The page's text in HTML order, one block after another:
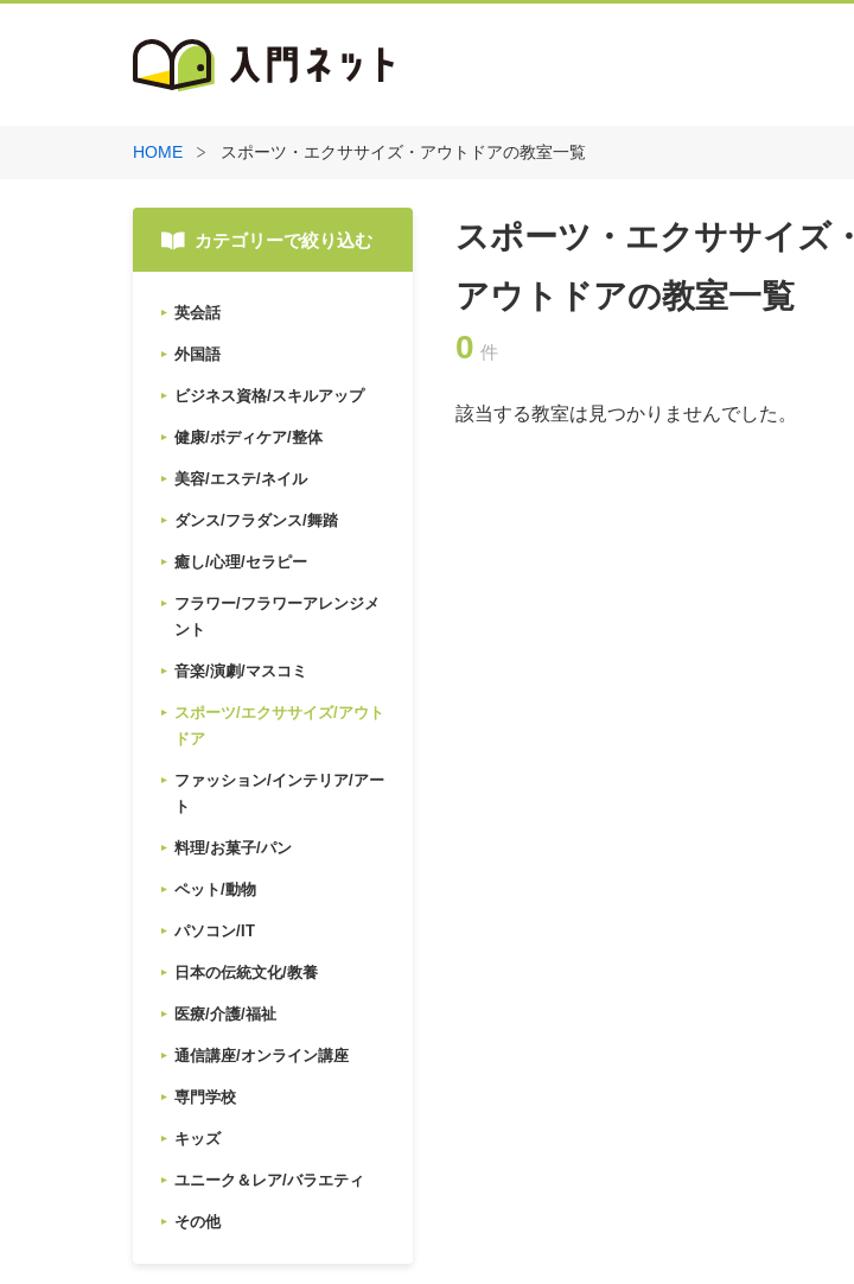
HOME スポーツ・エクササイズ・アウトドアの教室一覧
カテゴリーで絞り込む
英会話
外国語
ビジネス資格/スキルアップ
健康/ボディケア/整体
美容/エステ/ネイル
ダンス/フラダンス/舞踏
癒し/心理/セラピー
フラワー/フラワーアレンジメ
ント
音楽/演劇/マスコミ
スポーツ/エクササイズ/アウト
ドア
ファッション/インテリア/アー
ト
料理/お菓子/パン
ペット/動物
パソコン/IT
日本の伝統文化/教養
医療/介護/福祉
通信講座/オンライン講座
専門学校
キッズ
ユニーク＆レア/バラエティ
その他
スポーツ・エクササイズ・
アウトドアの教室一覧
0 件
該当する教室は見つかりませんでした。